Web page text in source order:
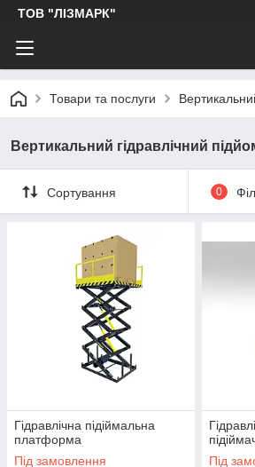
ТОВ "ЛІЗМАРК"
Товари та послуги
Вертикальний гідравлічний
Сортування 0
Гідравлічна підіймальна
платформа
Під замовлення
Під